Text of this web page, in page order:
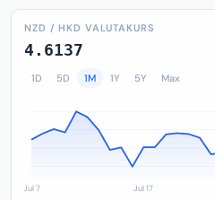
NZD / HKD VALUTAKURS
4.6137
1D 5D 1M 1Y 5Y Max